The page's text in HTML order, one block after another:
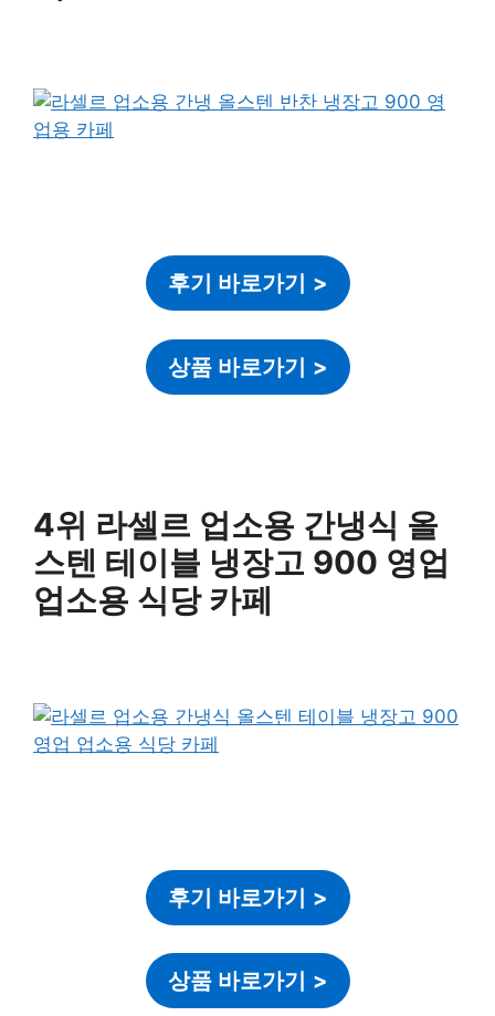
후기 바로가기 >
상품 바로가기 >
4위 라셀르 업소용 간냉식 올
스텐 테이블 냉장고 900 영업
업소용 식당 카페
후기 바로가기 >
상품 바로가기 >